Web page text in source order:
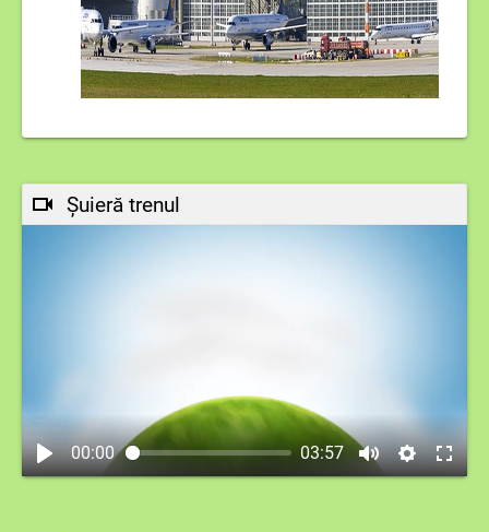
Șuieră trenul
00:00 03:57